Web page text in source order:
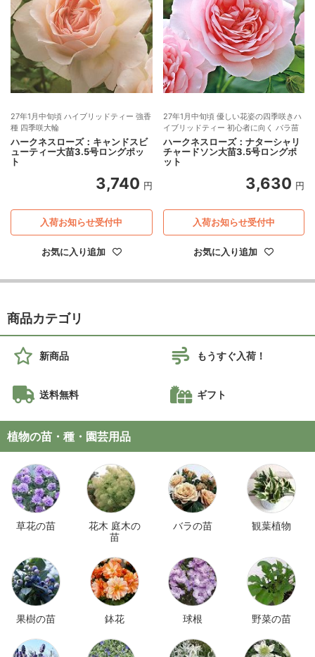
27年1月中旬頃 ハイブリッドティー 強香
種 四季咲大輪
ハークネスローズ：キャンドスビ
ューティー大苗3.5号ロングポッ
ト
3,740 円
お気に入り追加
入荷お知らせ受付中
27年1月中旬頃 優しい花姿の四季咲きハ
イブリッドティー 初心者に向く バラ苗
ハークネスローズ：ナターシャリ
チャードソン大苗3.5号ロングポ
ット
3,630 円
お気に入り追加
入荷お知らせ受付中
商品カテゴリ
新商品 もうすぐ入荷！
送料無料 ギフト
植物の苗・種・園芸用品
草花の苗
花木 庭木の
苗
バラの苗 観葉植物
果樹の苗 鉢花 球根 野菜の苗